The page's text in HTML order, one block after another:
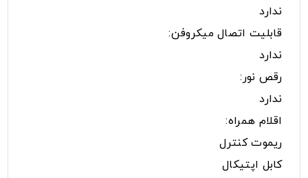
ندارد
قابلیت اتصال میکروفن:
ندارد
رقص نور:
ندارد
اقلام همراه:
ریموت کنترل
کابل اپتیکال